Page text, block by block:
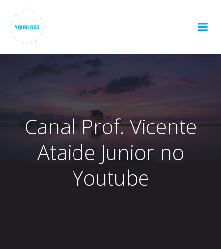
Canal Prof. Vicente
Ataide Junior no
Youtube